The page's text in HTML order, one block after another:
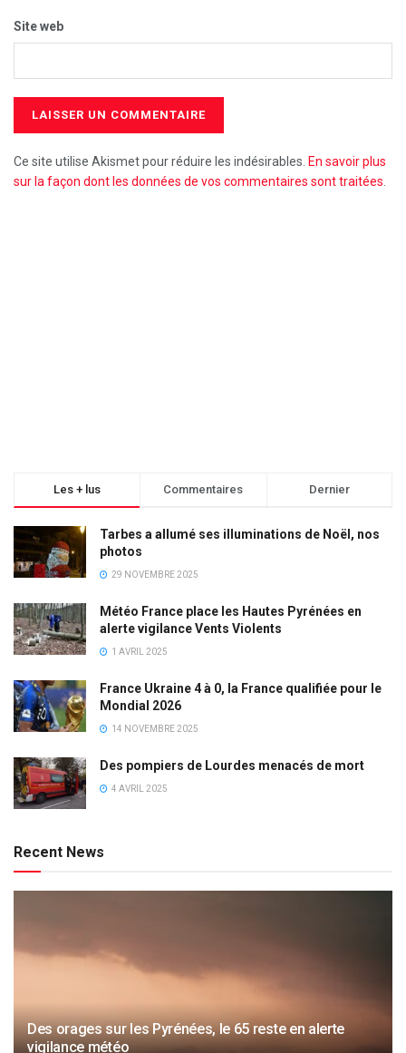
Site web
Ce site utilise Akismet pour réduire les indésirables. En savoir plus
sur la façon dont les données de vos commentaires sont traitées
Les + lus Commentaires Dernier
Tarbes a allumé ses illuminations de Noël, nos
photos
29 NOVEMBRE 2025
Météo France place les Hautes Pyrénées en
alerte vigilance Vents Violents
1 AVRIL 2025
France Ukraine 4 à 0, la France qualifiée pour le
Mondial 2026
14 NOVEMBRE 2025
Des pompiers de Lourdes menacés de mort
4 AVRIL 2025
Recent News
Des orages sur les Pyrénées, le 65 reste en alerte
vigilance météo